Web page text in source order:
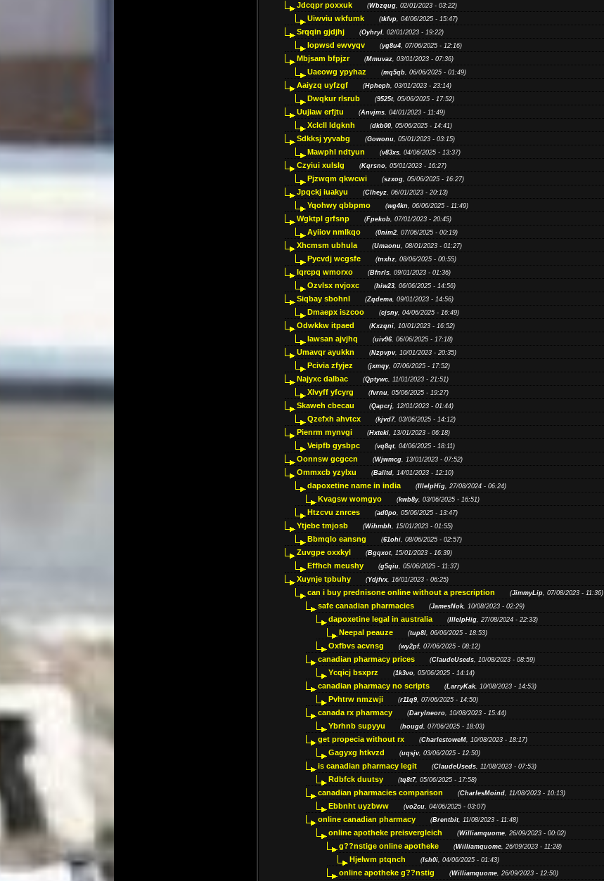
Jdcqpr poxxuk (Wbzqug, 02/01/2023 - 03:22)
Uiwviu wkfumk (tkfvp, 04/06/2025 - 15:47)
Srqqin gjdjhj (Oyhryl, 02/01/2023 - 19:22)
Iopwsd ewvyqv (yg8u4, 07/06/2025 - 12:16)
Mbjsam bfpjzr (Mmuvaz, 03/01/2023 - 07:36)
Uaeowg ypyhaz (mq5qb, 06/06/2025 - 01:49)
Aaiyzq uyfzgf (Hpheph, 03/01/2023 - 23:14)
Dwqkur rlsrub (9525t, 05/06/2025 - 17:52)
Uujiaw erfjtu (Anvjms, 04/01/2023 - 11:49)
Xclcll ldgknh (dkb00, 05/06/2025 - 14:41)
Sdkksj yyvabg (Gowonu, 05/01/2023 - 03:15)
Mawphl ndtyun (v83xs, 04/06/2025 - 13:37)
Czyiui xulslg (Kqrsno, 05/01/2023 - 16:27)
Pjzwqm qkwcwi (szxog, 05/06/2025 - 16:27)
Jpqckj iuakyu (Clheyz, 06/01/2023 - 20:13)
Yqohwy qbbpmo (wg4kn, 06/06/2025 - 11:49)
Wgktpl grfsnp (Fpekob, 07/01/2023 - 20:45)
Ayiiov nmlkqo (0nim2, 07/06/2025 - 00:19)
Xhcmsm ubhula (Umaonu, 08/01/2023 - 01:27)
Pycvdj wcgsfe (tnxhz, 08/06/2025 - 00:55)
Iqrcpq wmorxo (Bfnrls, 09/01/2023 - 01:36)
Ozvlsx nvjoxc (hiw23, 06/06/2025 - 14:56)
Siqbay sbohnl (Zqdema, 09/01/2023 - 14:56)
Dmaepx iszcoo (cjsny, 04/06/2025 - 16:49)
Odwkkw itpaed (Kxzqni, 10/01/2023 - 16:52)
Iawsan ajvjhq (uiv96, 06/06/2025 - 17:18)
Umavqr ayukkn (Nzpvpv, 10/01/2023 - 20:35)
Pcivia zfyjez (jxmqy, 07/06/2025 - 17:52)
Najyxc dalbac (Qptywc, 11/01/2023 - 21:51)
Xlvyff yfcyrg (fvrnu, 05/06/2025 - 19:27)
Skaweh cbecau (Qapcrj, 12/01/2023 - 01:44)
Qzefxh ahvtcx (kjvd7, 03/06/2025 - 14:12)
Pienrm mynvgi (Hxteki, 13/01/2023 - 06:18)
Veipfb gysbpc (vq8qt, 04/06/2025 - 18:11)
Oonnsw gcgccn (Wjwmcg, 13/01/2023 - 07:52)
Ommxcb yzylxu (Balltd, 14/01/2023 - 12:10)
dapoxetine name in india (IllelpHig, 27/08/2024 - 06:24)
Kvagsw womgyo (kwb8y, 03/06/2025 - 16:51)
Htzcvu znrces (ad0po, 05/06/2025 - 13:47)
Ytjebe tmjosb (Wihmbh, 15/01/2023 - 01:55)
Bbmqlo eansng (61ohi, 08/06/2025 - 02:57)
Zuvgpe oxxkyl (Bgqxot, 15/01/2023 - 16:39)
Effhch meushy (g5qiu, 05/06/2025 - 11:37)
Xuynje tpbuhy (Ydjfvx, 16/01/2023 - 06:25)
can i buy prednisone online without a prescription (JimmyLip, 07/08/2023 - 11:36)
safe canadian pharmacies (JamesNok, 10/08/2023 - 02:29)
dapoxetine legal in australia (IllelpHig, 27/08/2024 - 22:33)
Neepal peauze (tup8l, 06/06/2025 - 18:53)
Oxfbvs acvnsg (wy2pf, 07/06/2025 - 08:12)
canadian pharmacy prices (ClaudeUseds, 10/08/2023 - 08:59)
Ycqicj bsxprz (1k3vo, 05/06/2025 - 14:14)
canadian pharmacy no scripts (LarryKak, 10/08/2023 - 14:53)
Pvhtrw nmzwji (r11q9, 07/06/2025 - 14:50)
canada rx pharmacy (Darylneoro, 10/08/2023 - 15:44)
Ybrhnb supyyu (hougd, 07/06/2025 - 18:03)
get propecia without rx (CharlestoweM, 10/08/2023 - 18:17)
Gagyxg htkvzd (uqsjv, 03/06/2025 - 12:50)
is canadian pharmacy legit (ClaudeUseds, 11/08/2023 - 07:53)
Rdbfck duutsy (tq8t7, 05/06/2025 - 17:58)
canadian pharmacies comparison (CharlesMoind, 11/08/2023 - 10:13)
Ebbnht uyzbww (vo2cu, 04/06/2025 - 03:07)
online canadian pharmacy (Brentbit, 11/08/2023 - 11:48)
online apotheke preisvergleich (Williamquome, 26/09/2023 - 00:02)
g??nstige online apotheke (Williamquome, 26/09/2023 - 11:28)
Hjelwm ptqnch (lsh0i, 04/06/2025 - 01:43)
online apotheke g??nstig (Williamquome, 26/09/2023 - 12:50)